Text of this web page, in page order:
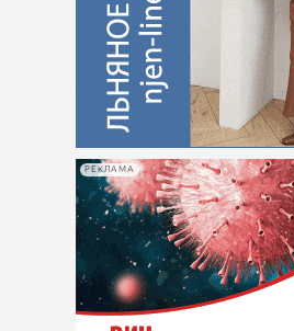
РЕКЛАМА